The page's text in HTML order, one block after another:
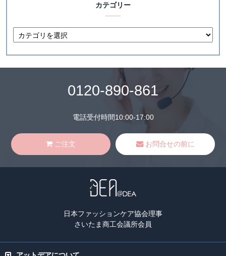
カテゴリー
0120-890-861
電話受付時間10:00-17:00
ご注文 お問合せの前に
日本ファッションケア協会理事
さいたま商工会議所会員